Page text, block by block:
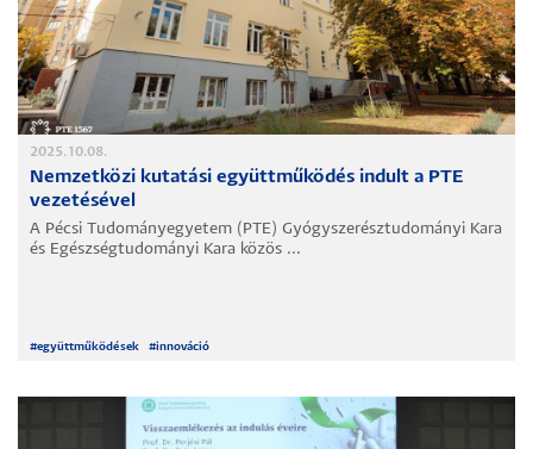
2025.10.08.
Nemzetközi kutatási együttműködés indult a PTE
vezetésével
A Pécsi Tudományegyetem (PTE) Gyógyszerésztudományi Kara
és Egészségtudományi Kara közös ...
#együttműködések #innováció